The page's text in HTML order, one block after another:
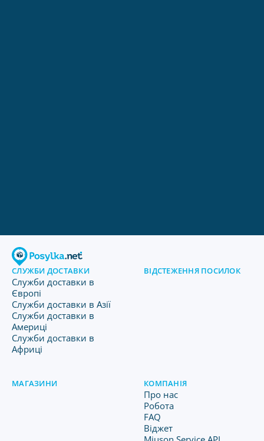
СЛУЖБИ ДОСТАВКИ
Служби доставки в
Європі
Служби доставки в Азії
Служби доставки в
Америці
Служби доставки в
Африці
ВІДСТЕЖЕННЯ ПОСИЛОК
МАГАЗИНИ КОМПАНІЯ
Про нас
Робота
FAQ
Віджет